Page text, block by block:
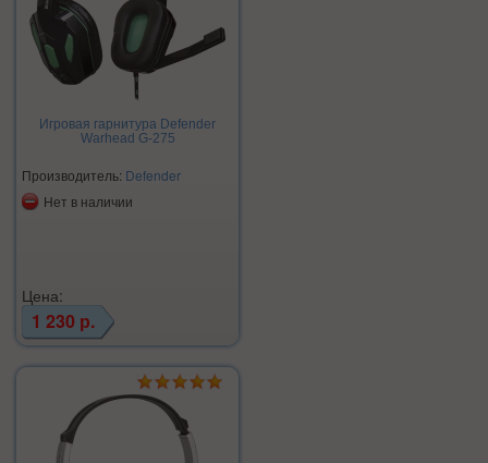
Игровая гарнитура Defender
Warhead G-275
Производитель: Defender
Нет в наличии
Цена:
1 230 р.